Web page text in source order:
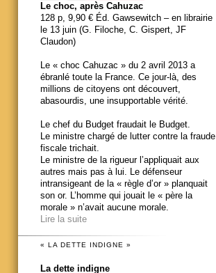
Le choc, après Cahuzac
128 p, 9,90 € Éd. Gawsewitch – en librairie
le 13 juin (G. Filoche, C. Gispert, JF
Claudon)
Le « choc Cahuzac » du 2 avril 2013 a
ébranlé toute la France. Ce jour-là, des
millions de citoyens ont découvert,
abasourdis, une insupportable vérité.
Le chef du Budget fraudait le Budget.
Le ministre chargé de lutter contre la fraude
fiscale trichait.
Le ministre de la rigueur l’appliquait aux
autres mais pas à lui. Le défenseur
intransigeant de la « règle d’or » planquait
son or. L’homme qui jouait le « père la
morale » n’avait aucune morale.
Lire la suite
« LA DETTE INDIGNE »
La dette indigne